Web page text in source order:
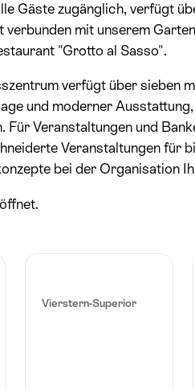
Gäste zugänglich, verfügt
mit unserem
"Grotto al Sasso".
verfügt über sieben
und moderner
Für Veranstaltungen und
Veranstaltungen für
bei der Organisation
Vierstern-Superior